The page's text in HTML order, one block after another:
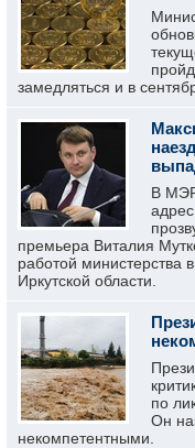
замедляться и в
В МЭР
премьера Виталия
работой министерства
Иркутской области.
по
Он
некомпетентными.